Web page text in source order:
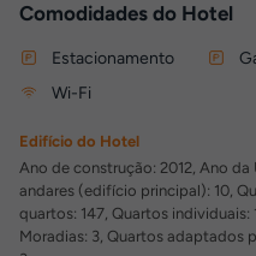
Comodidades do Hotel
Estacionamento
Wi-Fi
Edifício do Hotel
Ano de construção: 2012, Ano
andares (edifício principal): 10,
quartos: 147, Quartos individuais:
Moradias: 3, Quartos adaptados